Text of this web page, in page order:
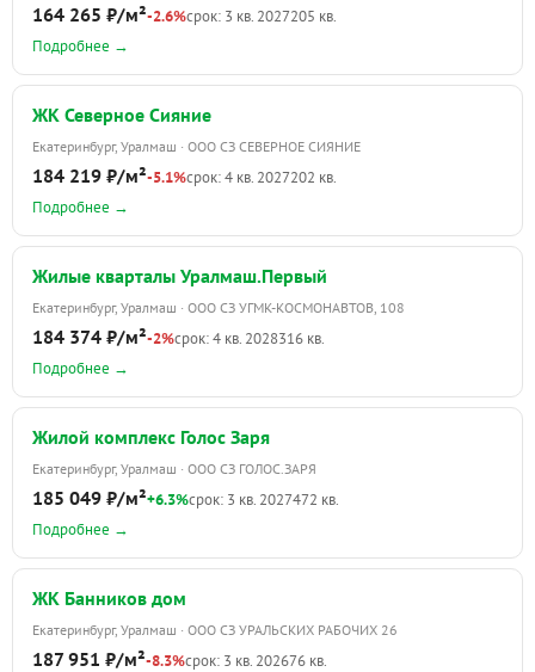
164 265 ₽/м²-2.6%срок: 3 кв. 2027205 кв.
Подробнее →
ЖК Северное Сияние
Екатеринбург, Уралмаш · ООО СЗ СЕВЕРНОЕ СИЯНИЕ
184 219 ₽/м²-5.1%срок: 4 кв. 2027202 кв.
Подробнее →
Жилые кварталы Уралмаш.Первый
Екатеринбург, Уралмаш · ООО СЗ УГМК-КОСМОНАВТОВ, 108
184 374 ₽/м²-2%срок: 4 кв. 2028316 кв.
Подробнее →
Жилой комплекс Голос Заря
Екатеринбург, Уралмаш · ООО СЗ ГОЛОС.ЗАРЯ
185 049 ₽/м²+6.3%срок: 3 кв. 2027472 кв.
Подробнее →
ЖК Банников дом
Екатеринбург, Уралмаш · ООО СЗ УРАЛЬСКИХ РАБОЧИХ 26
187 951 ₽/м²-8.3%срок: 3 кв. 202676 кв.